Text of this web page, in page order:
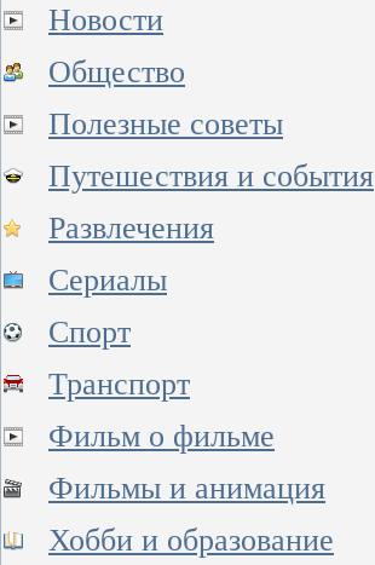
Новости
Общество
Полезные советы
Путешествия и события
Развлечения
Сериалы
Спорт
Транспорт
Фильм о фильме
Фильмы и анимация
Хобби и образование